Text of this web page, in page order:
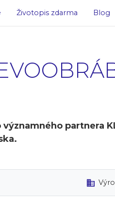
Životopis zdarma Blog
partnera